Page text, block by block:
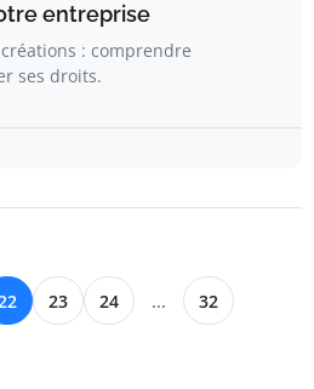
entreprise
créations : comprendre
ses droits.
23 24 ... 32